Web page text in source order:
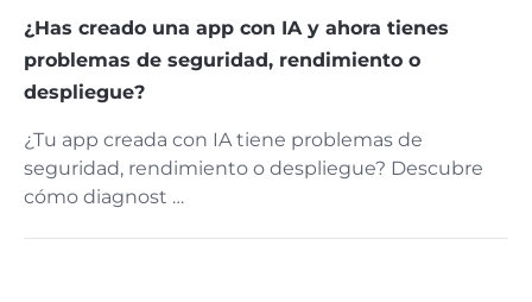
¿Has creado una app con IA y ahora tienes
problemas de seguridad, rendimiento o
despliegue?
¿Tu app creada con IA tiene problemas de
seguridad, rendimiento o despliegue? Descubre
cómo diagnost …